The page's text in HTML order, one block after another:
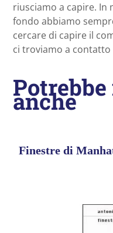
riusciamo a capire. In
fondo abbiamo
cercare di capire il
ci troviamo a
anche
Finestre di